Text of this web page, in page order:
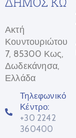
Ακτή
Κουντουριώτου
7, 85300 Κως,
Δωδεκάνησα,
Ελλάδα
Τηλεφωνικό
Κέντρο:
+30 2242
360400